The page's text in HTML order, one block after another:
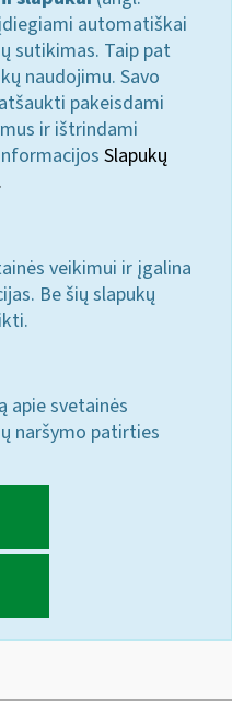
automatiškai
sutikimas. Taip pat
naudojimu. Savo
pakeisdami
ir ištrindami
Slapukų
veikimui ir įgalina
Be šių slapukų
apie svetainės
naršymo patirties